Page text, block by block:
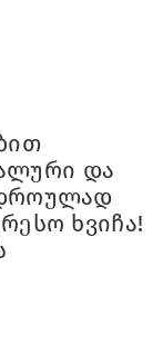
და
ხვიჩა!